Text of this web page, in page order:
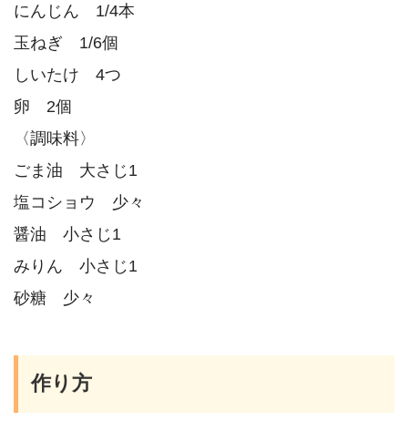
にんじん 1/4本
玉ねぎ 1/6個
しいたけ 4つ
卵 2個
〈調味料〉
ごま油 大さじ1
塩コショウ 少々
醤油 小さじ1
みりん 小さじ1
砂糖 少々
作り方